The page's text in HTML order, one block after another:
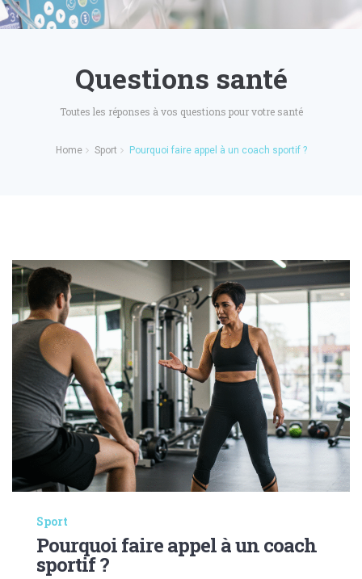
Questions santé
Toutes les réponses à vos questions pour votre santé
Home Sport Pourquoi faire appel à un coach sportif ?
Sport
Pourquoi faire appel à un coach
sportif ?